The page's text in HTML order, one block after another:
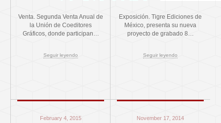
Venta. Segunda Venta Anual de
la Unión de Coeditores
Gráficos, donde participan…
Seguir leyendo
Exposición. Tigre Ediciones de
México, presenta su nueva
proyecto de grabado 8…
Seguir leyendo
February 4, 2015
November 17, 2014